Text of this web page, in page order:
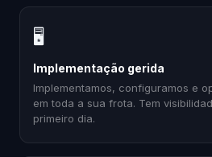
🖥
Implementação gerida
Implementamos, configuramos e
em toda a sua frota. Tem
primeiro dia.